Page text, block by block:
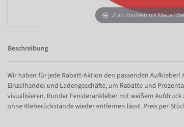
Zum Zoomen mit Maus
Beschreibung
Wir haben für jede Rabatt-Aktion den passenden
Einzelhandel und Ladengeschäfte, um Rabatte und
visualisieren. Runder Fensterankleber mit weißem
ohne Kleberückstände wieder entfernen lässt. Preis per